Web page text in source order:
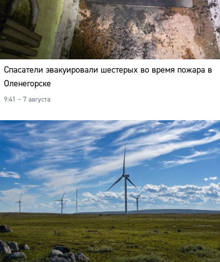
Спасатели эвакуировали шестерых во время пожара в
Оленегорске
9:41 – 7 августа